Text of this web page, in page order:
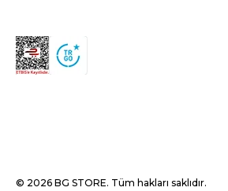
© 2026 BG STORE. Tüm hakları saklıdır.